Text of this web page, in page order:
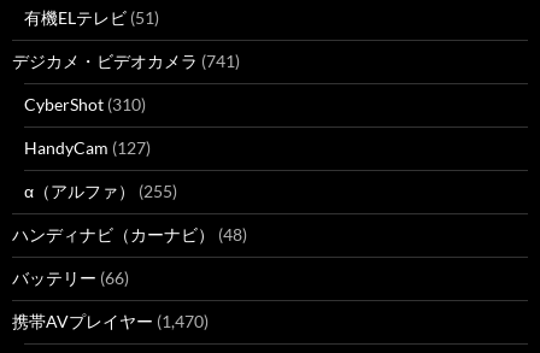
有機ELテレビ (51)
デジカメ・ビデオカメラ (741)
CyberShot (310)
HandyCam (127)
α（アルファ） (255)
ハンディナビ（カーナビ） (48)
バッテリー (66)
携帯AVプレイヤー (1,470)